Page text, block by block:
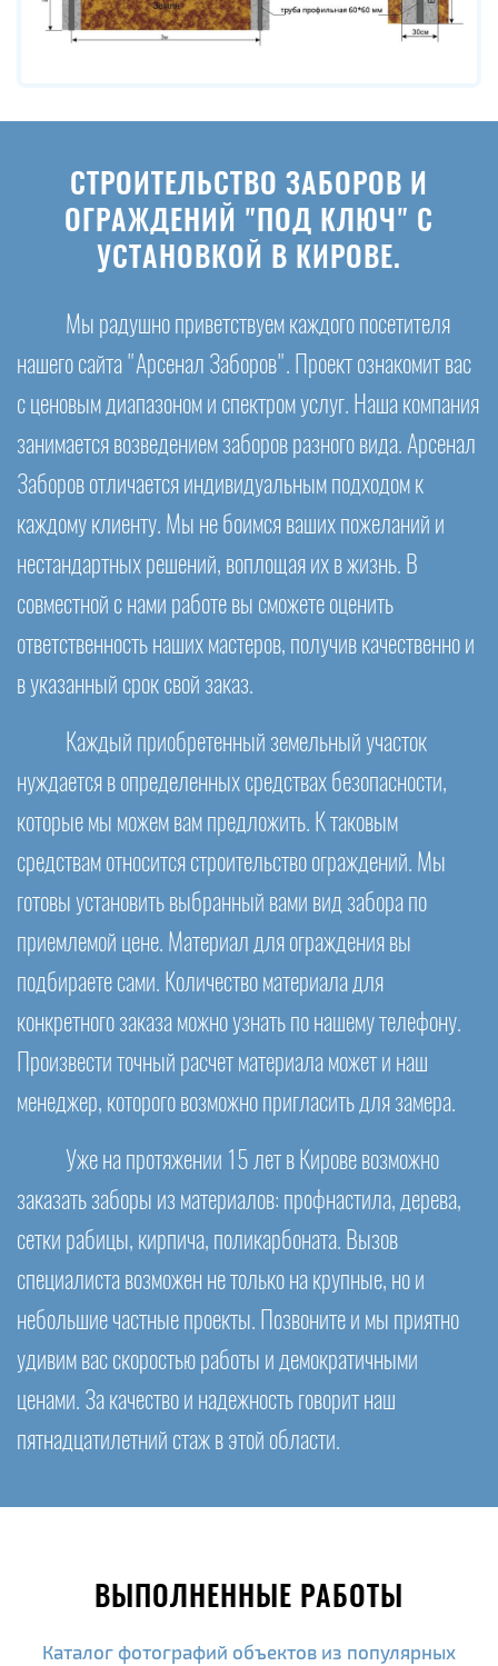
СТРОИТЕЛЬСТВО ЗАБОРОВ И
ОГРАЖДЕНИЙ "ПОД КЛЮЧ" С
УСТАНОВКОЙ В КИРОВЕ.
Мы радушно приветствуем каждого посетителя
нашего сайта "Арсенал Заборов". Проект ознакомит вас
с ценовым диапазоном и спектром услуг. Наша компания
занимается возведением заборов разного вида. Арсенал
Заборов отличается индивидуальным подходом к
каждому клиенту. Мы не боимся ваших пожеланий и
нестандартных решений, воплощая их в жизнь. В
совместной с нами работе вы сможете оценить
ответственность наших мастеров, получив качественно и
в указанный срок свой заказ.
Каждый приобретенный земельный участок
нуждается в определенных средствах безопасности,
которые мы можем вам предложить. К таковым
средствам относится строительство ограждений. Мы
готовы установить выбранный вами вид забора по
приемлемой цене. Материал для ограждения вы
подбираете сами. Количество материала для
конкретного заказа можно узнать по нашему телефону.
Произвести точный расчет материала может и наш
менеджер, которого возможно пригласить для замера.
Уже на протяжении 15 лет в Кирове возможно
заказать заборы из материалов: профнастила, дерева,
сетки рабицы, кирпича, поликарбоната. Вызов
специалиста возможен не только на крупные, но и
небольшие частные проекты. Позвоните и мы приятно
удивим вас скоростью работы и демократичными
ценами. За качество и надежность говорит наш
пятнадцатилетний стаж в этой области.
ВЫПОЛНЕННЫЕ РАБОТЫ
Каталог фотографий объектов из популярных